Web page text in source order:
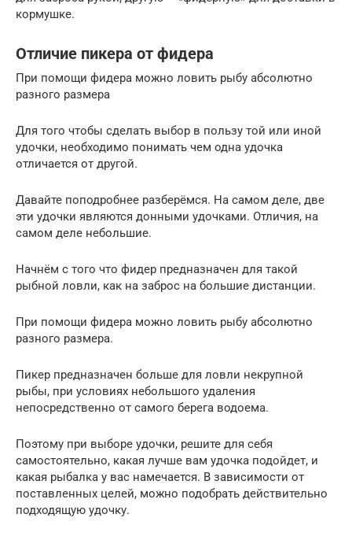
кормушке.
Отличие пикера от фидера
При помощи фидера можно ловить рыбу абсолютно
разного размера
Для того чтобы сделать выбор в пользу той или иной
удочки, необходимо понимать чем одна удочка
отличается от другой.
Давайте поподробнее разберёмся. На самом деле, две
эти удочки являются донными удочками. Отличия, на
самом деле небольшие.
Начнём с того что фидер предназначен для такой
рыбной ловли, как на заброс на большие дистанции.
При помощи фидера можно ловить рыбу абсолютно
разного размера.
Пикер предназначен больше для ловли некрупной
рыбы, при условиях небольшого удаления
непосредственно от самого берега водоема.
Поэтому при выборе удочки, решите для себя
самостоятельно, какая лучше вам удочка подойдет, и
какая рыбалка у вас намечается. В зависимости от
поставленных целей, можно подобрать действительно
подходящую удочку.